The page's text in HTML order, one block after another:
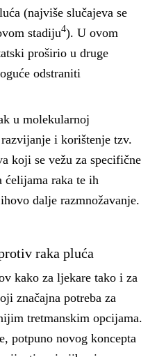
(najviše slučajeva se
stadiju4). U ovom
proširio u druge
odstraniti
u molekularnoj
i korištenje tzv.
koji se vežu za specifične
ćelijama raka te ih
dalje razmnožavanje.
raka pluća
kako za ljekare tako i za
značajna potreba za
tretmanskim opcijama.
potpuno novog koncepta